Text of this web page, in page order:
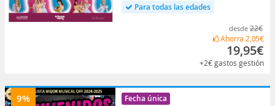
Para todas las edades
desde 22€
Ahorra 2,05€
19,95€
+2€gastos gestión
9% Fecha única